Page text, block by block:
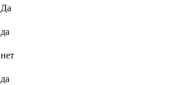
Да
да
нет
да